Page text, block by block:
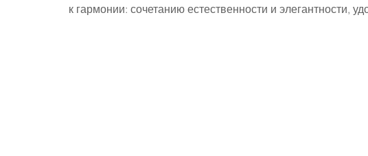
к гармонии: сочетанию естественности и элегантности,